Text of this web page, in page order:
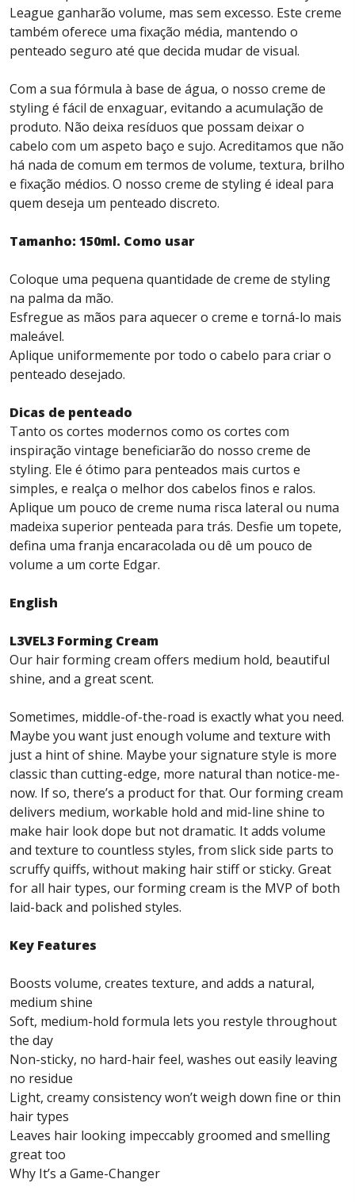
League ganharão volume, mas sem excesso. Este creme
também oferece uma fixação média, mantendo o
penteado seguro até que decida mudar de visual.
Com a sua fórmula à base de água, o nosso creme de
styling é fácil de enxaguar, evitando a acumulação de
produto. Não deixa resíduos que possam deixar o
cabelo com um aspeto baço e sujo. Acreditamos que não
há nada de comum em termos de volume, textura, brilho
e fixação médios. O nosso creme de styling é ideal para
quem deseja um penteado discreto.
Tamanho: 150ml. Como usar
Coloque uma pequena quantidade de creme de styling
na palma da mão.
Esfregue as mãos para aquecer o creme e torná-lo mais
maleável.
Aplique uniformemente por todo o cabelo para criar o
penteado desejado.
Dicas de penteado
Tanto os cortes modernos como os cortes com
inspiração vintage beneficiarão do nosso creme de
styling. Ele é ótimo para penteados mais curtos e
simples, e realça o melhor dos cabelos finos e ralos.
Aplique um pouco de creme numa risca lateral ou numa
madeixa superior penteada para trás. Desfie um topete,
defina uma franja encaracolada ou dê um pouco de
volume a um corte Edgar.
English
L3VEL3 Forming Cream
Our hair forming cream offers medium hold, beautiful
shine, and a great scent.
Sometimes, middle-of-the-road is exactly what you need.
Maybe you want just enough volume and texture with
just a hint of shine. Maybe your signature style is more
classic than cutting-edge, more natural than notice-me-
now. If so, there’s a product for that. Our forming cream
delivers medium, workable hold and mid-line shine to
make hair look dope but not dramatic. It adds volume
and texture to countless styles, from slick side parts to
scruffy quiffs, without making hair stiff or sticky. Great
for all hair types, our forming cream is the MVP of both
laid-back and polished styles.
Key Features
Boosts volume, creates texture, and adds a natural,
medium shine
Soft, medium-hold formula lets you restyle throughout
the day
Non-sticky, no hard-hair feel, washes out easily leaving
no residue
Light, creamy consistency won’t weigh down fine or thin
hair types
Leaves hair looking impeccably groomed and smelling
great too
Why It’s a Game-Changer